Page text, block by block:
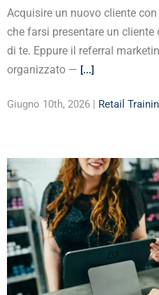
Acquisire un nuovo cliente
che farsi presentare un
di te. Eppure il referral
organizzato — [...]
Giugno 10th, 2026 | Retail